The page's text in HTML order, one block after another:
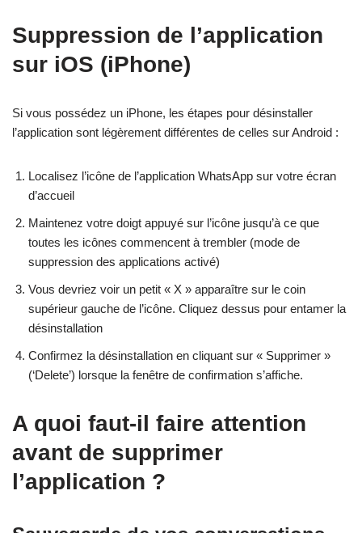
Suppression de l’application
sur iOS (iPhone)
Si vous possédez un iPhone, les étapes pour désinstaller
l’application sont légèrement différentes de celles sur Android :
Localisez l’icône de l’application WhatsApp sur votre écran
d’accueil
Maintenez votre doigt appuyé sur l’icône jusqu’à ce que
toutes les icônes commencent à trembler (mode de
suppression des applications activé)
Vous devriez voir un petit « X » apparaître sur le coin
supérieur gauche de l’icône. Cliquez dessus pour entamer la
désinstallation
Confirmez la désinstallation en cliquant sur « Supprimer »
(‘Delete’) lorsque la fenêtre de confirmation s’affiche.
A quoi faut-il faire attention
avant de supprimer
l’application ?